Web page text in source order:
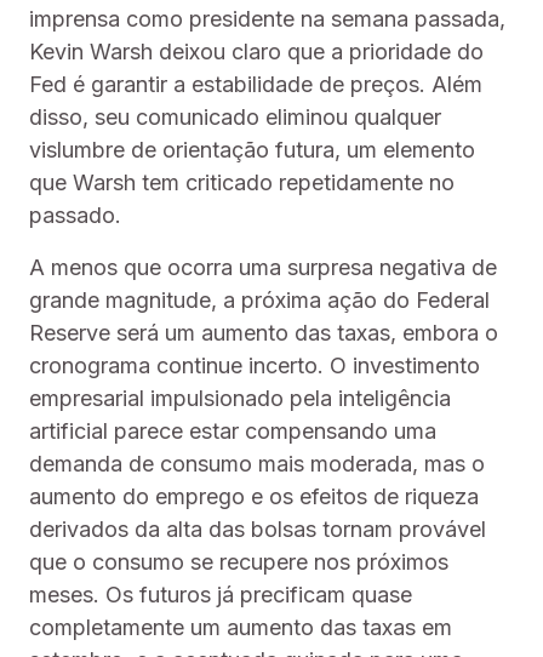
imprensa como presidente na semana passada,
Kevin Warsh deixou claro que a prioridade do
Fed é garantir a estabilidade de preços. Além
disso, seu comunicado eliminou qualquer
vislumbre de orientação futura, um elemento
que Warsh tem criticado repetidamente no
passado.
A menos que ocorra uma surpresa negativa de
grande magnitude, a próxima ação do Federal
Reserve será um aumento das taxas, embora o
cronograma continue incerto. O investimento
empresarial impulsionado pela inteligência
artificial parece estar compensando uma
demanda de consumo mais moderada, mas o
aumento do emprego e os efeitos de riqueza
derivados da alta das bolsas tornam provável
que o consumo se recupere nos próximos
meses. Os futuros já precificam quase
completamente um aumento das taxas em